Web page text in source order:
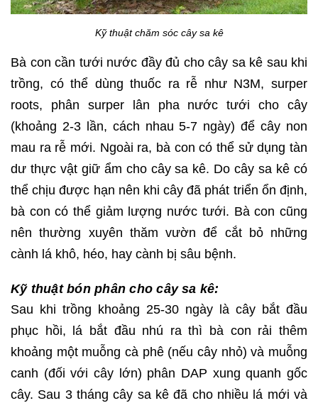
Kỹ thuật chăm sóc cây sa kê
Bà con cần tưới nước đầy đủ cho cây sa kê sau khi
trồng, có thể dùng thuốc ra rễ như N3M, surper
roots, phân surper lân pha nước tưới cho cây
(khoảng 2-3 lần, cách nhau 5-7 ngày) để cây non
mau ra rễ mới. Ngoài ra, bà con có thể sử dụng tàn
dư thực vật giữ ẩm cho cây sa kê. Do cây sa kê có
thể chịu được hạn nên khi cây đã phát triển ổn định,
bà con có thể giảm lượng nước tưới. Bà con cũng
nên thường xuyên thăm vườn để cắt bỏ những
cành lá khô, héo, hay cành bị sâu bệnh.
Kỹ thuật bón phân cho cây sa kê:
Sau khi trồng khoảng 25-30 ngày là cây bắt đầu
phục hồi, lá bắt đầu nhú ra thì bà con rải thêm
khoảng một muỗng cà phê (nếu cây nhỏ) và muỗng
canh (đối với cây lớn) phân DAP xung quanh gốc
cây. Sau 3 tháng cây sa kê đã cho nhiều lá mới và